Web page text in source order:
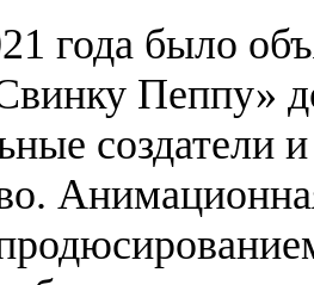
года было
Пеппу»
создатели